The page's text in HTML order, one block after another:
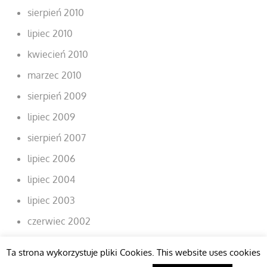
sierpień 2010
lipiec 2010
kwiecień 2010
marzec 2010
sierpień 2009
lipiec 2009
sierpień 2007
lipiec 2006
lipiec 2004
lipiec 2003
czerwiec 2002
Ta strona wykorzystuje pliki Cookies. This website uses cookies